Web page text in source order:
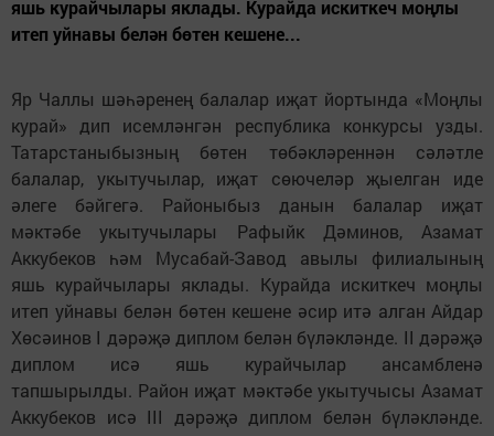
яшь курайчылары яклады. Курайда искиткеч моңлы
итеп уйнавы белән бөтен кешене...
Яр Чаллы шәһәренең балалар иҗат йортында «Моңлы
курай» дип исемләнгән республика конкурсы узды.
Татарстаныбызның бөтен төбәкләреннән сәләтле
балалар, укытучылар, иҗат сөючеләр җыелган иде
әлеге бәйгегә. Районыбыз данын балалар иҗат
мәктәбе укытучылары Рафыйк Дәминов, Азамат
Аккубеков һәм Мусабай-Завод авылы филиалының
яшь курайчылары яклады. Курайда искиткеч моңлы
итеп уйнавы белән бөтен кешене әсир итә алган Айдар
Хөсәинов I дәрәҗә диплом белән бүләкләнде. II дәрәҗә
диплом исә яшь курайчылар ансамбленә
тапшырылды. Район иҗат мәктәбе укытучысы Азамат
Аккубеков исә III дәрәҗә диплом белән бүләкләнде.